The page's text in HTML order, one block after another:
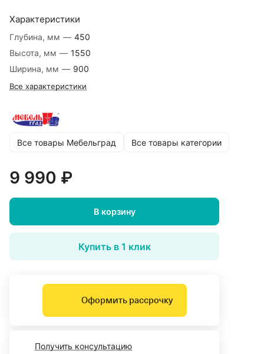
Характеристики
Глубина, мм — 450
Высота, мм — 1550
Ширина, мм — 900
Все характеристики
Все товары Мебельград Все товары категории
9 990 ₽
В корзину
Купить в 1 клик
Оформить рассрочку
Получить консультацию